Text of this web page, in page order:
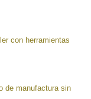
con herramientas
de manufactura sin